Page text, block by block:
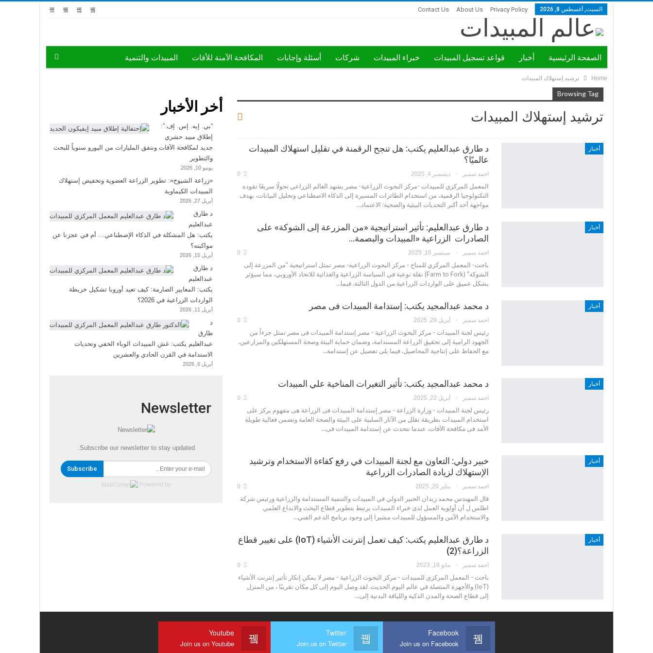
السبت, أغسطس 8, 2026 Privacy Policy
About Us
Contact Us
الصفحة الرئيسية أخبار قواعد تسجيل المبيدات خبراء المبيدات شركات أسئلة وإجابات المكافحة الآمنة للأفات المبيدات والتنمية
ندوات ومؤتمرات
Home ترشيد إستهلاك المبيدات
Browsing Tag
ترشيد إستهلاك المبيدات
أخبار
د طارق عبدالعليم يكتب: هل تنجح الرقمنة في تقليل استهلاك المبيدات
عالميًا؟
احمد سمير ديسمبر 4, 2025
المعمل المركزي للمبيدات -مركز البحوث الزراعية- مصر يشهد العالم الزراعي تحولًا سريعًا تقوده
التكنولوجيا الرقمية، من استخدام الطائرات المسيرة إلى الذكاء الاصطناعي وتحليل البيانات، بهدف
مواجهة أحد أكبر التحديات البيئية والصحية: الاعتماد…
أخبار
د طارق عبدالعليم: تأثير استراتيجية «من المزرعة إلى الشوكة» على
الصادرات الزراعية «المبيدات والبصمة…
احمد سمير سبتمبر 16, 2025
باحث- المعمل المركزي للمناخ - مركز البحوث الزراعية- مصر تمثل استراتيجية "من المزرعة إلى
الشوكة" (Farm to Fork) نقلة نوعية في السياسة الزراعية والغذائية للاتحاد الأوروبي، مما سيؤثر
بشكل عميق على الواردات الزراعية من الدول الثالثة. فيما…
أخبار د محمد عبدالمجيد يكتب: إستدامة المبيدات فى مصر
احمد سمير أبريل 29, 2025
رئيس لجنة المبيدات - مركز البحوث الزراعية - مصر إستدامة المبيدات فى مصر تمثل جزءاً من
الجهود الرامية إلى تحقيق الزراعة المستدامة، وضمان حماية البيئة وصحة المستهلكين والمزارعين،
مع الحفاظ على إنتاجية المحاصيل. فيما يلى تفصيل عن إستدامة…
أخبار د محمد عبدالمجيد يكتب: تأثير التغيرات المناخية علي المبيدات
احمد سمير أبريل 22, 2025
رئيس لجنة المبيدات - وزارة الزراعة - مصر إستدامة المبيدات فى الزراعة هى مفهوم يركز على
استخدام المبيدات بطريقة تقلل من الآثار السلبية على البيئة والصحة العامة وتضمن فعالية طويلة
الأمد فى مكافحة الآفات. عندما نتحدث عن إستدامة المبيدات فى…
أخبار
خبير دولي: التعاون مع لجنة المبيدات في رفع كفاءة الاستخدام وترشيد
الإستهلاك لزيادة الصادرات الزراعية
احمد سمير يناير 20, 2025
قال المهندس محمد زيدان الخبير الدولي في المبيدات والتنمية المستدامة والزراعية ورئيس شركة
اطلس ل أن أولوية العمل لدى خبراء المبيدات يرتبط بتطوير قطاع البحث والابداع العلمي
والاستخدام الآمن والمسؤول للمبيدات مشيرا إلي وجود برنامج الدعم الفني…
أخبار
د طارق عبدالعليم يكتب: كيف تعمل إنترنت الأشياء (IoT) على تغيير قطاع
الزراعة؟(2)
احمد سمير مايو 19, 2023
باحث - المعمل المركزي للمبيدات - مركز البحوث الزراعية - مصر لا يمكن إنكار تأثير إنترنت الأشياء
(IoT) والأجهزة المتصلة في عالم اليوم الحديث. لقد وصل اليوم إلى كل مكان تقريبًا ، من المنزل
إلى قطاع الصحة والمدن الذكية واللياقة البدنية إلى…
أخر الأخبار
“بي. إيه. إس. إف.”:
إطلاق مبيد حشري
جديد لمكافحة الآفات وننفق المليارات من اليورو سنوياً للبحث
والتطوير
يونيو 10, 2026
«زراعة الشيوخ»: تطوير الزراعة العضوية وتخفيض إستهلاك
المبيدات الكيماوية
أبريل 27, 2026
د طارق
عبدالعليم
يكتب: هل المشكلة في الذكاء الإصطناعي… أم في عجزنا عن
مواكبته؟
أبريل 15, 2026
د طارق
عبدالعليم
يكتب: المعايير الصارمة: كيف تعيد أوروبا تشكيل خريطة
الواردات الزراعية في 2026؟
أبريل 11, 2026
د
طارق
عبدالعليم يكتب: غش المبيدات الوباء الخفي وتحديات
الاستدامة في القرن الحادي والعشرين
أبريل 6, 2026
Newsletter
Subscribe our newsletter to stay updated.
Subscribe
Powered by
Facebook
Join us on Facebook
Twitter
Join us on Twitter
Youtube
Join us on Youtube